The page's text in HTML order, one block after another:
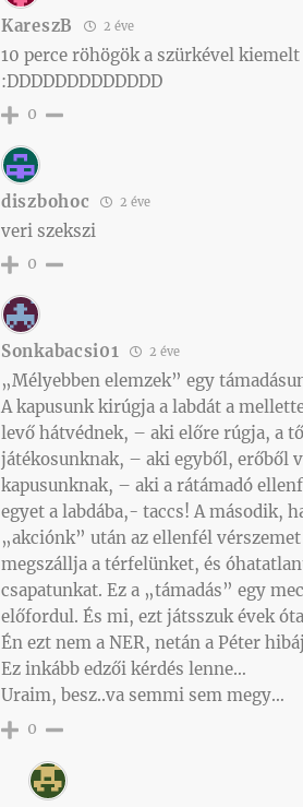
KareszB 2 éve
10 perce röhögök a szürkével
:DDDDDDDDDDDDD
0
diszbohoc 2 éve
veri szekszi
0
Sonkabacsi01 2 éve
„Mélyebben elemzek” egy
A kapusunk kirúgja a labdát a
levő hátvédnek, – aki előre rúgja, a
játékosunknak, – aki egyből, erőből
kapusunknak, – aki a rátámadó
egyet a labdába,- taccs! A második,
„akciónk” után az ellenfél
megszállja a térfelünket, és
csapatunkat. Ez a „támadás” egy
előfordul. És mi, ezt játsszuk évek
Én ezt nem a NER, netán a Péter
Ez inkább edzői kérdés lenne…
Uraim, besz..va semmi sem megy…
0